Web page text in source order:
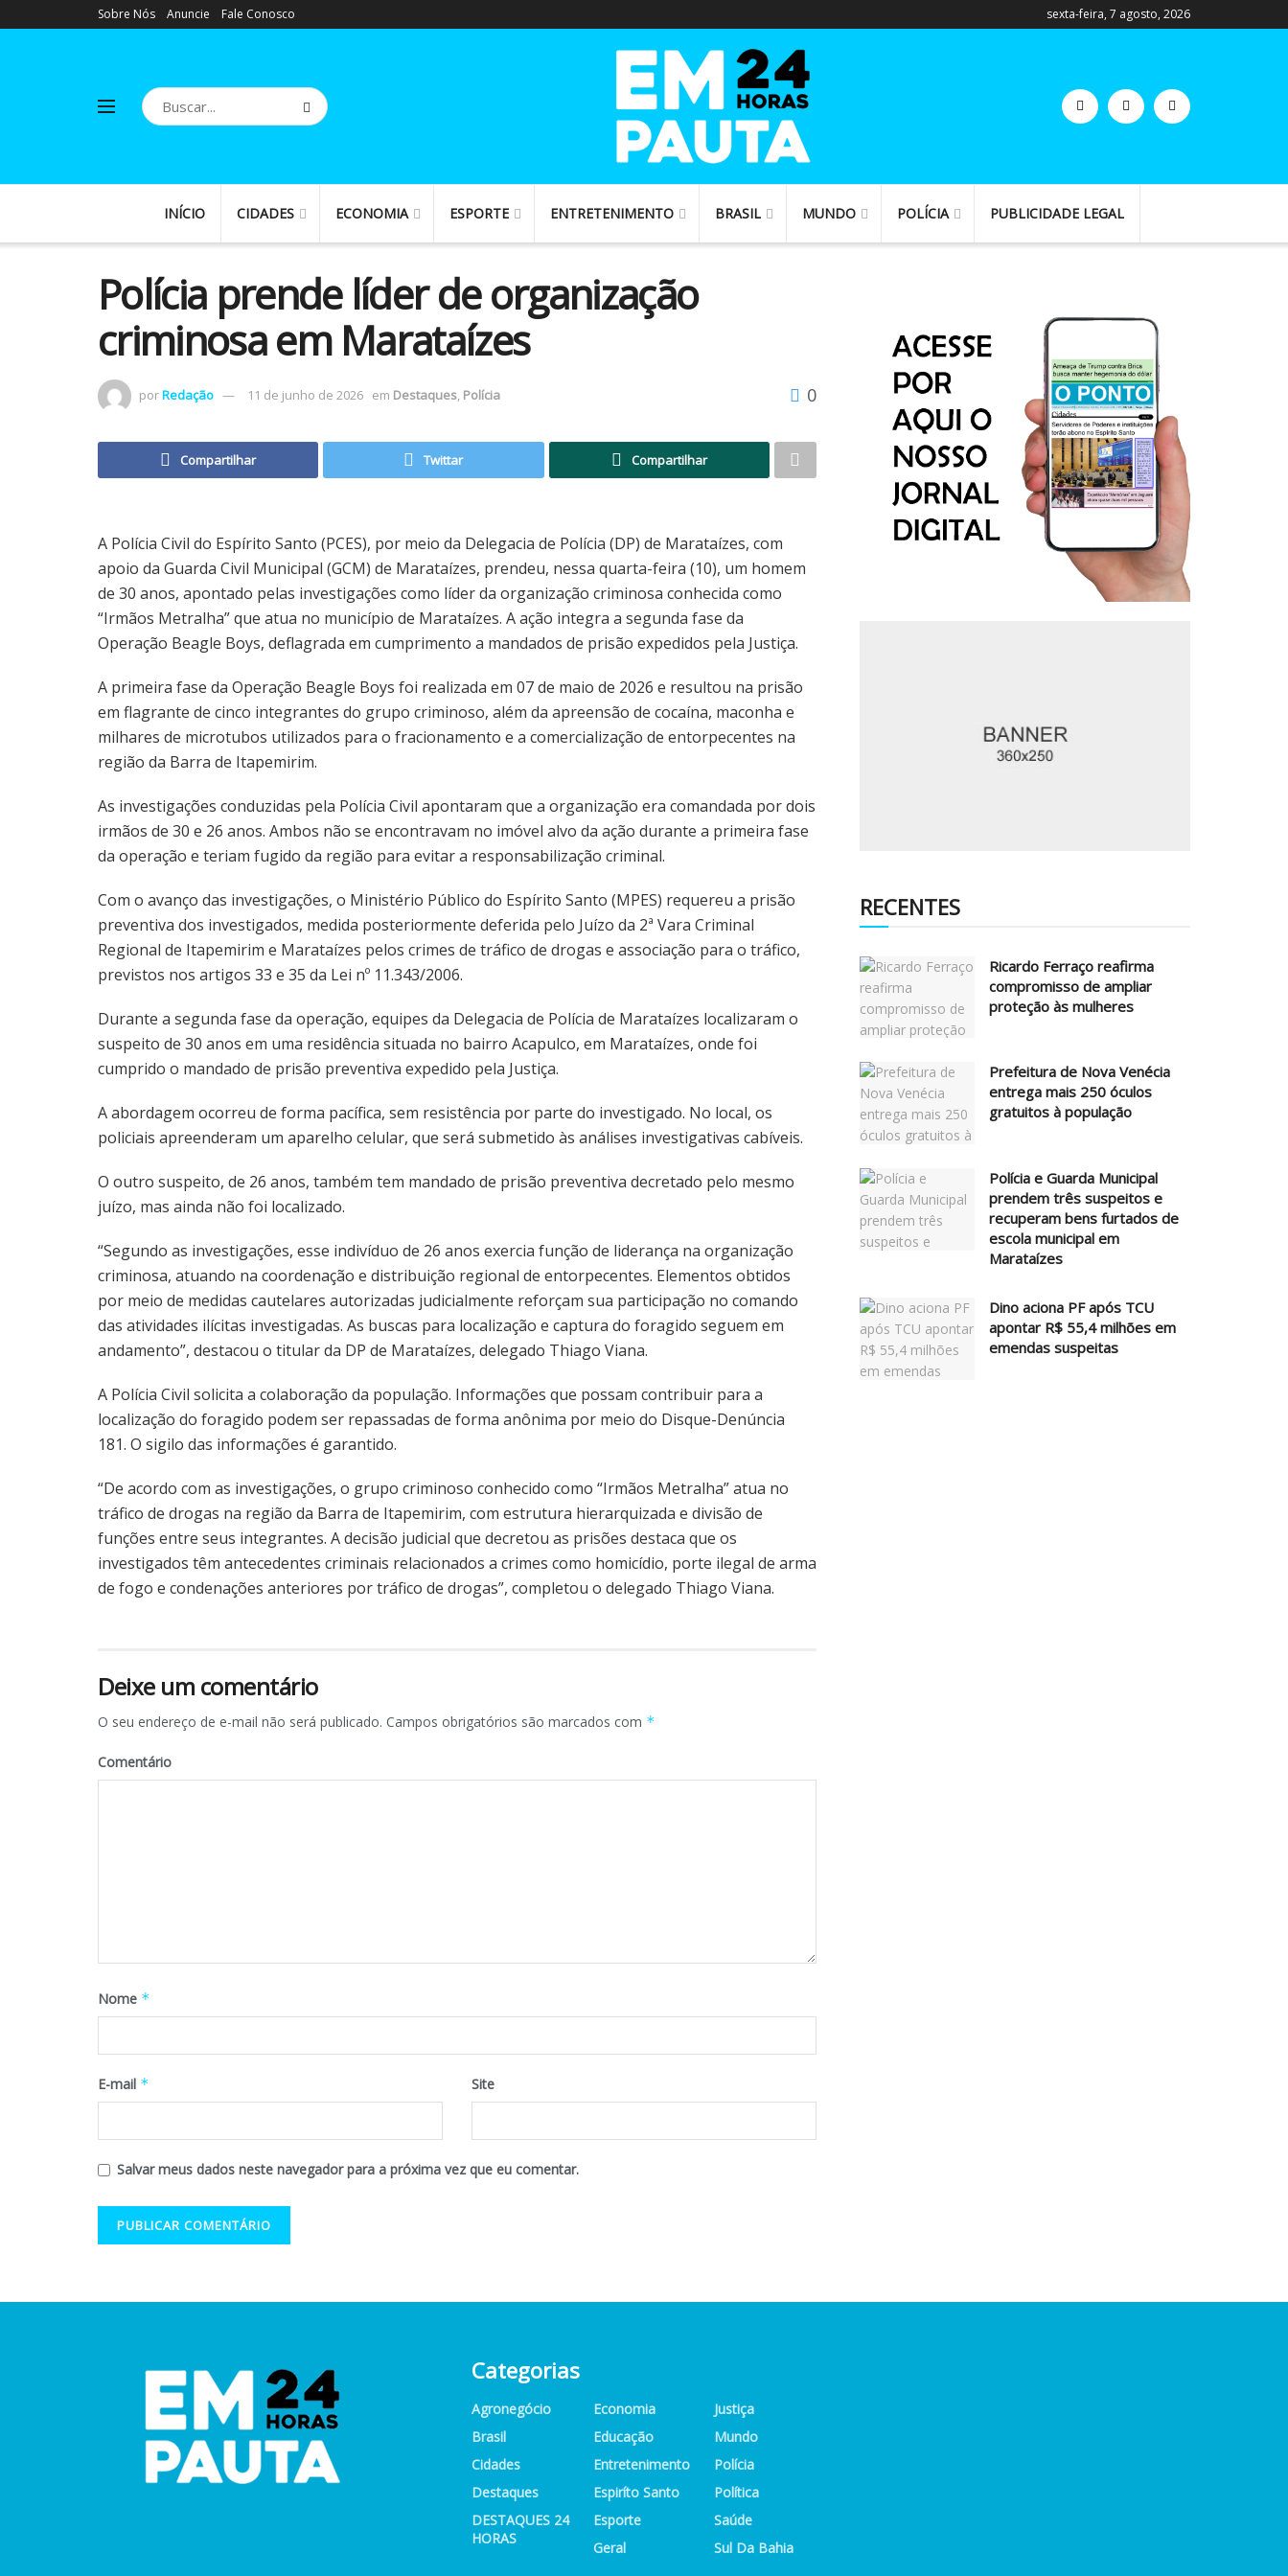
Sobre Nós Anuncie Fale Conosco sexta-feira, 7 agosto, 2026
INÍCIO CIDADES ECONOMIA ESPORTE ENTRETENIMENTO BRASIL MUNDO POLÍCIA PUBLICIDADE LEGAL
Polícia prende líder de organização
criminosa em Marataízes
porRedação 11 de junho de 2026 em Destaques, Polícia 0
Compartilhar Twittar Compartilhar
A Polícia Civil do Espírito Santo (PCES), por meio da Delegacia de Polícia (DP) de Marataízes, com
apoio da Guarda Civil Municipal (GCM) de Marataízes, prendeu, nessa quarta-feira (10), um homem
de 30 anos, apontado pelas investigações como líder da organização criminosa conhecida como
“Irmãos Metralha” que atua no município de Marataízes. A ação integra a segunda fase da
Operação Beagle Boys, deflagrada em cumprimento a mandados de prisão expedidos pela Justiça.
A primeira fase da Operação Beagle Boys foi realizada em 07 de maio de 2026 e resultou na prisão
em flagrante de cinco integrantes do grupo criminoso, além da apreensão de cocaína, maconha e
milhares de microtubos utilizados para o fracionamento e a comercialização de entorpecentes na
região da Barra de Itapemirim.
As investigações conduzidas pela Polícia Civil apontaram que a organização era comandada por dois
irmãos de 30 e 26 anos. Ambos não se encontravam no imóvel alvo da ação durante a primeira fase
da operação e teriam fugido da região para evitar a responsabilização criminal.
Com o avanço das investigações, o Ministério Público do Espírito Santo (MPES) requereu a prisão
preventiva dos investigados, medida posteriormente deferida pelo Juízo da 2ª Vara Criminal
Regional de Itapemirim e Marataízes pelos crimes de tráfico de drogas e associação para o tráfico,
previstos nos artigos 33 e 35 da Lei nº 11.343/2006.
Durante a segunda fase da operação, equipes da Delegacia de Polícia de Marataízes localizaram o
suspeito de 30 anos em uma residência situada no bairro Acapulco, em Marataízes, onde foi
cumprido o mandado de prisão preventiva expedido pela Justiça.
A abordagem ocorreu de forma pacífica, sem resistência por parte do investigado. No local, os
policiais apreenderam um aparelho celular, que será submetido às análises investigativas cabíveis.
O outro suspeito, de 26 anos, também tem mandado de prisão preventiva decretado pelo mesmo
juízo, mas ainda não foi localizado.
“Segundo as investigações, esse indivíduo de 26 anos exercia função de liderança na organização
criminosa, atuando na coordenação e distribuição regional de entorpecentes. Elementos obtidos
por meio de medidas cautelares autorizadas judicialmente reforçam sua participação no comando
das atividades ilícitas investigadas. As buscas para localização e captura do foragido seguem em
andamento”, destacou o titular da DP de Marataízes, delegado Thiago Viana.
A Polícia Civil solicita a colaboração da população. Informações que possam contribuir para a
localização do foragido podem ser repassadas de forma anônima por meio do Disque-Denúncia
181. O sigilo das informações é garantido.
“De acordo com as investigações, o grupo criminoso conhecido como “Irmãos Metralha” atua no
tráfico de drogas na região da Barra de Itapemirim, com estrutura hierarquizada e divisão de
funções entre seus integrantes. A decisão judicial que decretou as prisões destaca que os
investigados têm antecedentes criminais relacionados a crimes como homicídio, porte ilegal de arma
de fogo e condenações anteriores por tráfico de drogas”, completou o delegado Thiago Viana.
Deixe um comentário
O seu endereço de e-mail não será publicado. Campos obrigatórios são marcados com *
Comentário
Nome *
E-mail * Site
Salvar meus dados neste navegador para a próxima vez que eu comentar.
RECENTES
Ricardo Ferraço reafirma
compromisso de ampliar
proteção às mulheres
Prefeitura de Nova Venécia
entrega mais 250 óculos
gratuitos à população
Polícia e Guarda Municipal
prendem três suspeitos e
recuperam bens furtados de
escola municipal em
Marataízes
Dino aciona PF após TCU
apontar R$ 55,4 milhões em
emendas suspeitas
Categorias
Agronegócio
Brasil
Cidades
Destaques
DESTAQUES 24
HORAS
Economia
Educação
Entretenimento
Espiríto Santo
Esporte
Geral
Justiça
Mundo
Polícia
Política
Saúde
Sul Da Bahia